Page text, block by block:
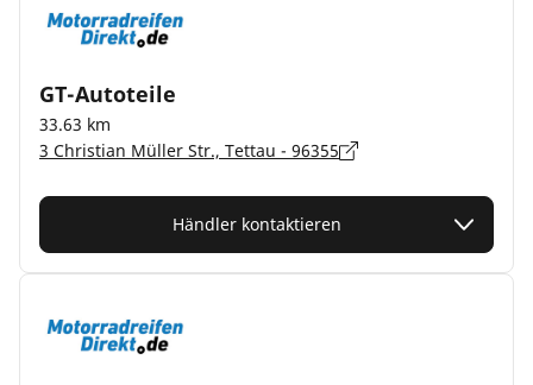
GT-Autoteile
33.63 km
3 Christian Müller Str., Tettau - 96355
Händler kontaktieren